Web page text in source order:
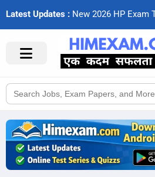
Latest Updates : New 2026 HP Exam
Search
for: